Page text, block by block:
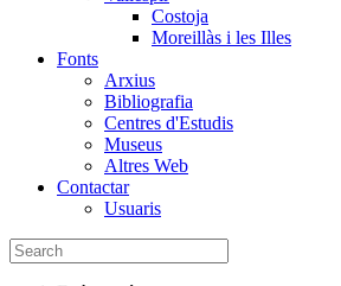
Costoja
Moreillàs i les Illes
Fonts
Arxius
Bibliografia
Centres d'Estudis
Museus
Altres Web
Contactar
Usuaris